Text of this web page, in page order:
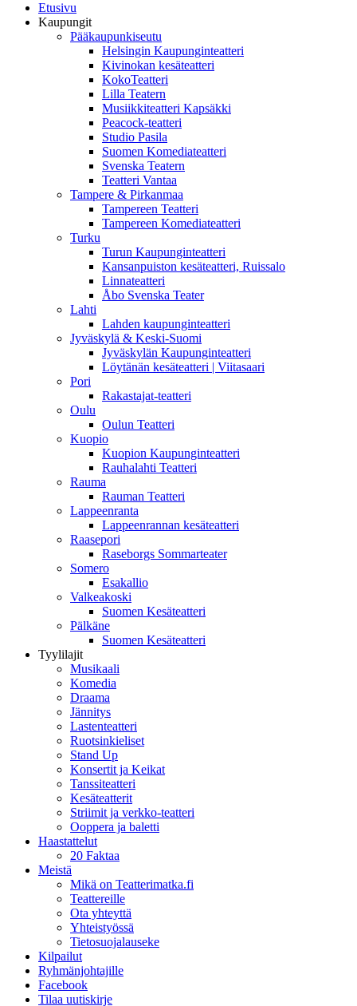
Etusivu
Kaupungit
Pääkaupunkiseutu
Helsingin Kaupunginteatteri
Kivinokan kesäteatteri
KokoTeatteri
Lilla Teatern
Musiikkiteatteri Kapsäkki
Peacock-teatteri
Studio Pasila
Suomen Komediateatteri
Svenska Teatern
Teatteri Vantaa
Tampere & Pirkanmaa
Tampereen Teatteri
Tampereen Komediateatteri
Turku
Turun Kaupunginteatteri
Kansanpuiston kesäteatteri, Ruissalo
Linnateatteri
Åbo Svenska Teater
Lahti
Lahden kaupunginteatteri
Jyväskylä & Keski-Suomi
Jyväskylän Kaupunginteatteri
Löytänän kesäteatteri | Viitasaari
Pori
Rakastajat-teatteri
Oulu
Oulun Teatteri
Kuopio
Kuopion Kaupunginteatteri
Rauhalahti Teatteri
Rauma
Rauman Teatteri
Lappeenranta
Lappeenrannan kesäteatteri
Raasepori
Raseborgs Sommarteater
Somero
Esakallio
Valkeakoski
Suomen Kesäteatteri
Pälkäne
Suomen Kesäteatteri
Tyylilajit
Musikaali
Komedia
Draama
Jännitys
Lastenteatteri
Ruotsinkieliset
Stand Up
Konsertit ja Keikat
Tanssiteatteri
Kesäteatterit
Striimit ja verkko-teatteri
Ooppera ja baletti
Haastattelut
20 Faktaa
Meistä
Mikä on Teatterimatka.fi
Teattereille
Ota yhteyttä
Yhteistyössä
Tietosuojalauseke
Kilpailut
Ryhmänjohtajille
Facebook
Tilaa uutiskirje